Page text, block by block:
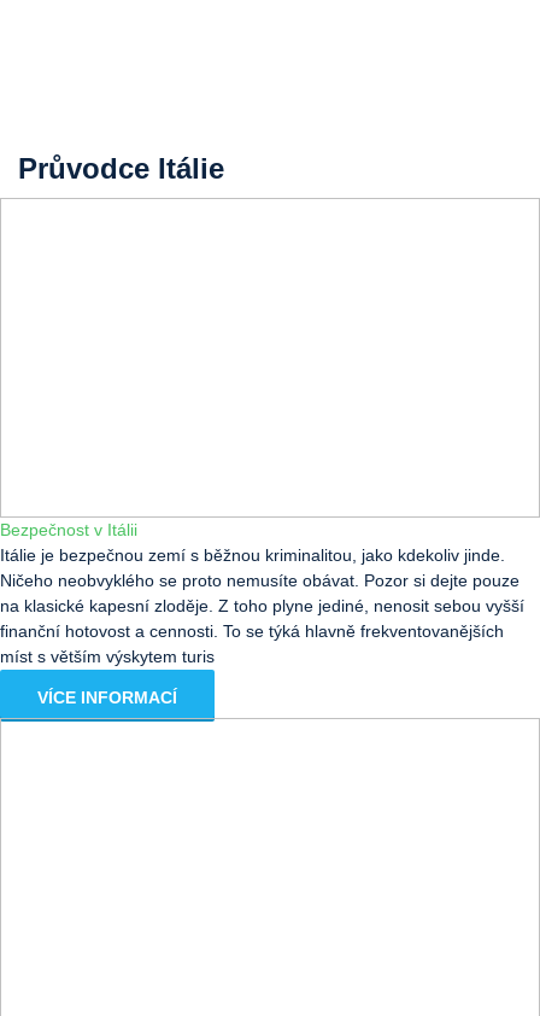
Průvodce Itálie
Bezpečnost v Itálii
Itálie je bezpečnou zemí s běžnou kriminalitou, jako kdekoliv jinde.
Ničeho neobvyklého se proto nemusíte obávat. Pozor si dejte pouze
na klasické kapesní zloděje. Z toho plyne jediné, nenosit sebou vyšší
finanční hotovost a cennosti. To se týká hlavně frekventovanějších
míst s větším výskytem turis
VÍCE INFORMACÍ